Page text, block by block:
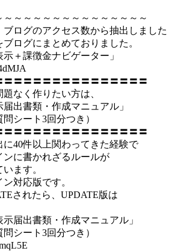
～～～～～～～～～～～～～～～
ログのアクセス数から抽出しました
ログにまとめておりました。
＋課徴金ナビゲーター」
〓〓〓〓〓〓〓〓〓〓〓〓〓〓〓
なく作りたい方は、
届出書類・作成マニュアル」
シート3回分つき）
〓〓〓〓〓〓〓〓〓〓〓〓〓〓〓
に40件以上関わってきた経験で
に書かれざるルールが
ます。
対応版です。
されたら、UPDATE版は
届出書類・作成マニュアル」
シート3回分つき）